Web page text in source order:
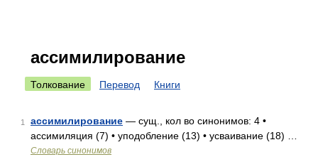
ассимилирование
Толкование Перевод Книги
1 ассимилирование — сущ., кол во синонимов: 4 •
ассимиляция (7) • уподобление (13) • усваивание (18) …
Словарь синонимов